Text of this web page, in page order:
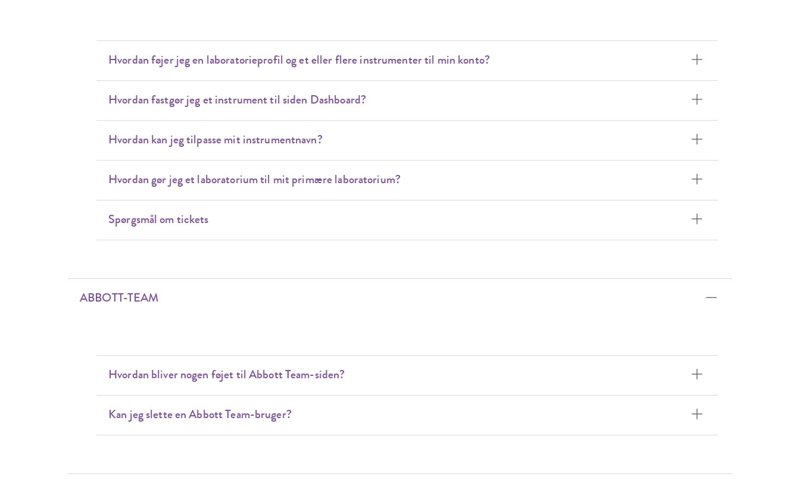
Hvordan føjer jeg en laboratorieprofil og et eller flere instrumenter til min konto?
Hvordan fastgør jeg et instrument til siden Dashboard?
Hvordan kan jeg tilpasse mit instrumentnavn?
Hvordan gør jeg et laboratorium til mit primære laboratorium?
Spørgsmål om tickets
ABBOTT-TEAM
Hvordan bliver nogen føjet til Abbott Team-siden?
Kan jeg slette en Abbott Team-bruger?